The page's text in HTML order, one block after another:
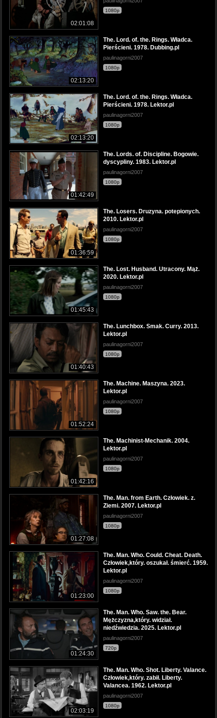
02:01:08
1080p
02:13:20
The. Lord. of. the. Rings. Władca.
Pierścieni. 1978. Dubbing.pl
paulinagorni2007
1080p
02:13:20
The. Lord. of. the. Rings. Władca.
Pierścieni. 1978. Lektor.pl
paulinagorni2007
1080p
01:42:49
The. Lords. of. Discipline. Bogowie.
dyscypliny. 1983. Lektor.pl
paulinagorni2007
1080p
01:36:59
The. Losers. Druzyna. potepionych.
2010. Lektor.pl
paulinagorni2007
1080p
01:45:43
The. Lost. Husband. Utracony. Mąż.
2020. Lektor.pl
paulinagorni2007
1080p
01:40:43
The. Lunchbox. Smak. Curry. 2013.
Lektor.pl
paulinagorni2007
1080p
01:52:24
The. Machine. Maszyna. 2023.
Lektor.pl
paulinagorni2007
1080p
01:42:16
The. Machinist-Mechanik. 2004.
Lektor.pl
paulinagorni2007
1080p
01:27:08
The. Man. from Earth. Człowiek. z.
Ziemi. 2007. Lektor.pl
paulinagorni2007
1080p
01:23:00
The. Man. Who. Could. Cheat. Death.
Człowiek,który. oszukał. śmierć. 1959.
Lektor.pl
paulinagorni2007
1080p
01:24:30
The. Man. Who. Saw. the. Bear.
Mężczyzna,który. widział.
niedźwiedzia. 2025. Lektor.pl
paulinagorni2007
720p
02:03:19
The. Man. Who. Shot. Liberty. Valance.
Człowiek,który. zabił. Liberty.
Valancea. 1962. Lektor.pl
paulinagorni2007
1080p